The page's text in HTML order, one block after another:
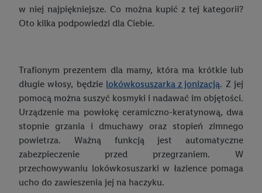
Jak zrobić warzywniak na balkonie?
Aranżacja balkonu w bloku – jak urządzić taką przestrzeń?
Wiosna w ogrodzie – jakie porządki wykonać po zimie?
Kalendarz ogrodnika – co kiedy sadzić?
Jesień w ogrodzie – czym się zająć?
Kompost – sprawdź, jak możesz go pozyskać!
Myjka ciśnieniowa – jaką wybrać?
Szycie w domu – przydatne hobby!
Skład pieluszek jest ważny
Pieluchy dla niemowlaka: na co zwrócić uwagę przy zakupie?
Wakacje z niemowlakiem
Rozmiary pieluch: jak odpowiednio je dobrać?
Idealny baby shower
Wyjątkowe dekoracje na baby shower
Jak zrobić tort z pieluch? DIY
Jak zrobić wózek z pieluch? DIY
Najchętniej wybierane majtki wśród mężczyzn
w niej najpiękniejsze. Co można kupić z tej kategorii?
Oto kilka podpowiedzi dla Ciebie.
Trafionym prezentem dla mamy, która ma krótkie lub
długie włosy, będzie lokówkosuszarka z jonizacją. Z jej
pomocą można suszyć kosmyki i nadawać im objętości.
Urządzenie ma powłokę ceramiczno-keratynową, dwa
stopnie grzania i dmuchawy oraz stopień zimnego
powietrza. Ważną funkcją jest automatyczne
zabezpieczenie przed przegrzaniem. W
przechowywaniu lokówkosuszarki w łazience pomaga
ucho do zawieszenia jej na haczyku.